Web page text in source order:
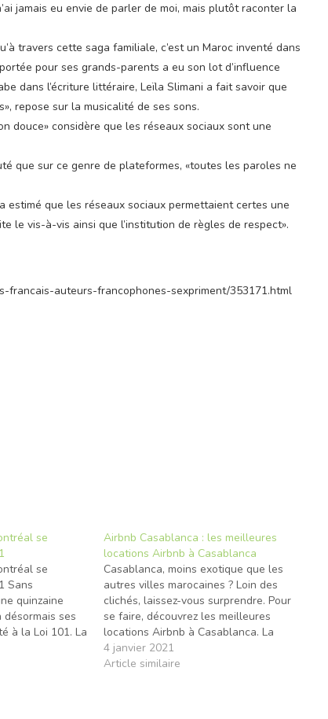
jamais eu envie de parler de moi, mais plutôt raconter la
travers cette saga familiale, c’est un Maroc inventé dans
pour ses grands-parents a eu son lot d’influence
dans l’écriture littéraire, Leïla Slimani a fait savoir que
repose sur la musicalité de ses sons.
douce» considère que les réseaux sociaux sont une
que sur ce genre de plateformes, «toutes les paroles ne
estimé que les réseaux sociaux permettaient certes une
le vis-à-vis ainsi que l’institution de règles de respect».
francais-auteurs-francophones-sexpriment/353171.html
se
se
Sans
quinzaine
désormais ses
à la Loi 101. La
de l’Amérique
vendredi
Airbnb Casablanca : les meilleures
locations Airbnb à Casablanca
Casablanca, moins exotique que les
autres villes marocaines ? Loin des
clichés, laissez-vous surprendre. Pour
se faire, découvrez les meilleures
locations Airbnb à Casablanca. La
locomotive économique du Maroc,
alias Casablanca, concentre un grand
4 janvier 2021
Article similaire